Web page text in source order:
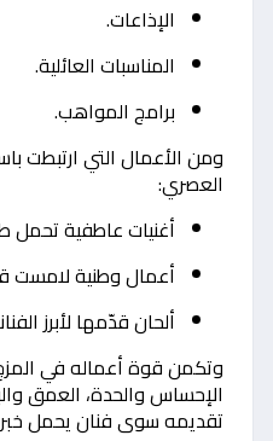
الإذاعات.
المناسبات العائلية.
برامج المواهب.
ومن الأعمال التي ارتبطت
العصري:
أغنيات عاطفية تحمل
أعمال وطنية لامست
ألحان قدّمها لأبرز
وتكمن قوة أعماله في
الإحساس والحدة، العمق
تقديمه سوى فنان يحمل